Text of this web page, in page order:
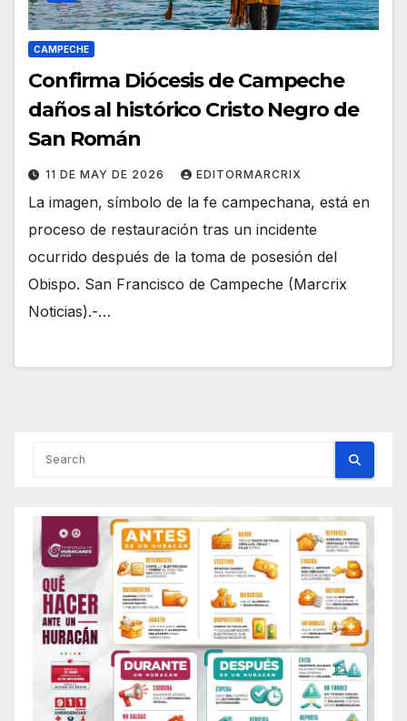
CAMPECHE
Confirma Diócesis de Campeche
daños al histórico Cristo Negro de
San Román
11 DE MAY DE 2026 EDITORMARCRIX
La imagen, símbolo de la fe campechana, está en
proceso de restauración tras un incidente
ocurrido después de la toma de posesión del
Obispo. San Francisco de Campeche (Marcrix
Noticias).-…